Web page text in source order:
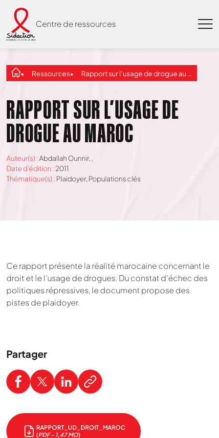
Centre de ressources
Ressources Rapport sur l’usage de drogue au Maroc
RAPPORT SUR L’USAGE DE
DROGUE AU MAROC
Auteur(s) :Abdallah Ounnir, ,
Date d'édition : 2011
Thématique(s) : Plaidoyer, Populations clés
Ce rapport présente la réalité marocaine concernant le
droit et le l’usage de drogues. Du constat d’échec des
politiques répressives, le document propose des
pistes de plaidoyer.
Partager
RAPPORT_UD_DROIT_MAROC
(PDF - 1,47 MO)